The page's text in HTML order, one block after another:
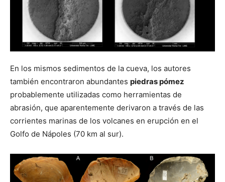
En los mismos sedimentos de la cueva, los autores
también encontraron abundantes piedras pómez
probablemente utilizadas como herramientas de
abrasión, que aparentemente derivaron a través de las
corrientes marinas de los volcanes en erupción en el
Golfo de Nápoles (70 km al sur).